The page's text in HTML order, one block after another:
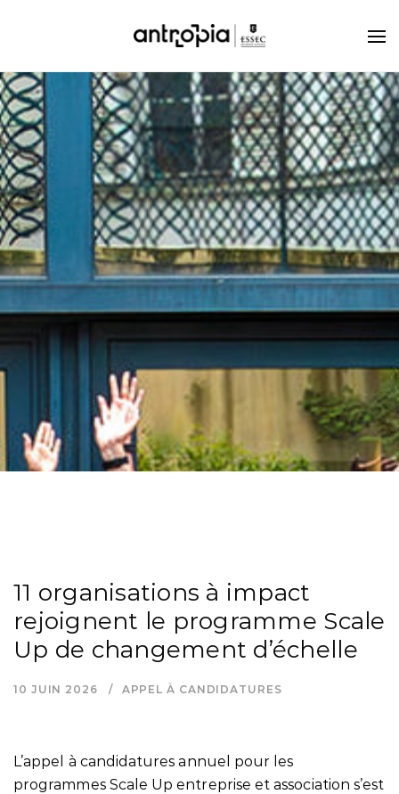
11 organisations à impact
rejoignent le programme Scale
Up de changement d’échelle
10 JUIN 2026 APPEL À CANDIDATURES
L’appel à candidatures annuel pour les
programmes Scale Up entreprise et association s’est